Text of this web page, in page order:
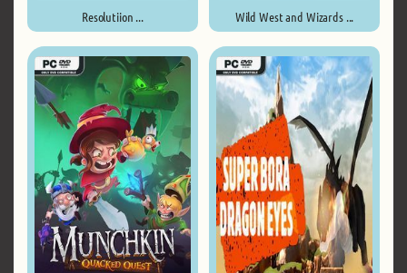
Resolutiion ... Wild West and Wizards ...